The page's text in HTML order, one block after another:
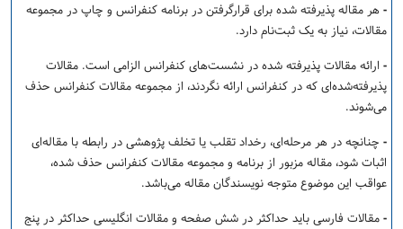
- هر مقاله پذیرفته شده برای قرارگرفتن در برنامه کنفرانس و چاپ در مجموعه
مقالات، نیاز به یک ثبت‌نام دارد.
- ارائه مقالات پذیرفته شده در نشست‌های کنفرانس الزامی است. مقالات
پذیرفته‌شده‌ای که در کنفرانس ارائه نگردند، از مجموعه مقالات کنفرانس حذف
می‌شوند.
- چنانچه در هر مرحله‌ای، رخداد تقلب یا تخلف پژوهشی در رابطه با مقاله‌ای
اثبات شود، مقاله مزبور از برنامه و مجموعه مقالات کنفرانس حذف شده،
عواقب این موضوع متوجه نویسندگان مقاله می‌باشد.
- مقالات فارسی باید حداکثر در شش صفحه و مقالات انگلیسی حداکثر در پنج